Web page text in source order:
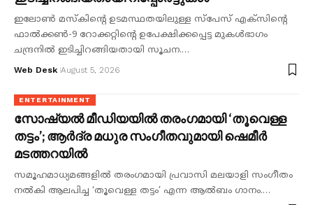
ഇലോൺ മസ്കിൻ്റെ ഉടമസ്ഥതയിലുള്ള സ്പേസ് എക്സിന്റെ
ഫാൽക്കൺ-9 റോക്കറ്റിന്റെ ഉപേക്ഷിക്കപ്പെട്ട മുകൾഭാഗം
ചന്ദ്രനിൽ ഇടിച്ചിറങ്ങിയതായി സൂചന.…
Web Desk August 5, 2026
ENTERTAINMENT
സോഷ്യൽ മീഡിയയിൽ തരംഗമായി ‘തൂവെള്ള
തട്ടം’; ആർദ്ര മധുര സംഗീതവുമായി ഷെമീർ
മടത്തറയിൽ
സമൂഹമാധ്യമങ്ങളിൽ തരംഗമായി പ്രവാസി മലയാളി സംഗീതം
നൽകി ആലപിച്ച ‘തൂവെള്ള തട്ടം’ എന്ന ആൽബം ഗാനം.…